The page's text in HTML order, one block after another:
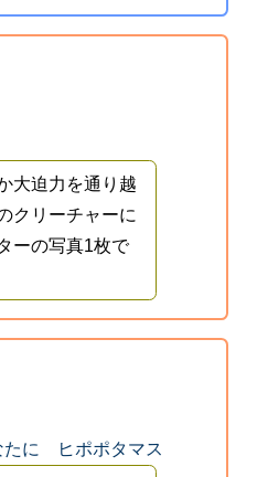
大迫力を通り越
クリーチャーに
ーの写真1枚で
に ヒポポタマス